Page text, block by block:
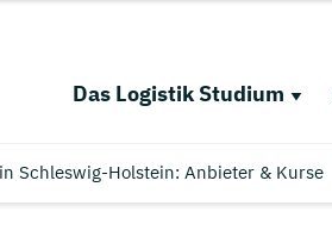
Das Logistik Studium
Schleswig-Holstein: Anbieter & Kurse